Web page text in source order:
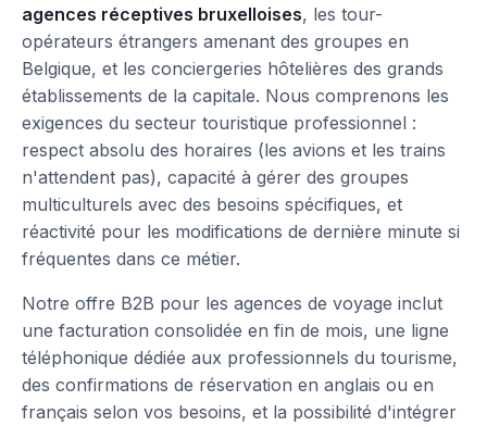
agences réceptives bruxelloises, les tour-
opérateurs étrangers amenant des groupes en
Belgique, et les conciergeries hôtelières des grands
établissements de la capitale. Nous comprenons les
exigences du secteur touristique professionnel :
respect absolu des horaires (les avions et les trains
n'attendent pas), capacité à gérer des groupes
multiculturels avec des besoins spécifiques, et
réactivité pour les modifications de dernière minute si
fréquentes dans ce métier.
Notre offre B2B pour les agences de voyage inclut
une facturation consolidée en fin de mois, une ligne
téléphonique dédiée aux professionnels du tourisme,
des confirmations de réservation en anglais ou en
français selon vos besoins, et la possibilité d'intégrer